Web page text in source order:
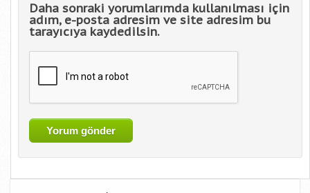
Daha sonraki yorumlarımda kullanılması için
adım, e-posta adresim ve site adresim bu
tarayıcıya kaydedilsin.